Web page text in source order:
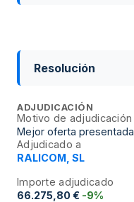
Resolución
ADJUDICACIÓN
Motivo de adjudicación
Mejor oferta presentada
Adjudicado a
RALICOM, SL
Importe adjudicado
66.275,80 € -9%